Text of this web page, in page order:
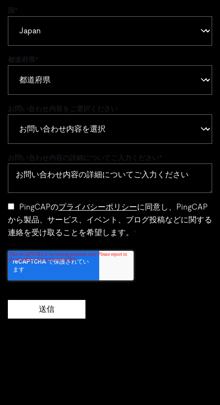
国*
都道府県*
お問い合わせ内容をご選択ください
お問い合わせ内容の詳細についてご入力ください*
から製品、サービス、イベント、ブログ投稿などに関する
連絡を受け取ることを希望します。